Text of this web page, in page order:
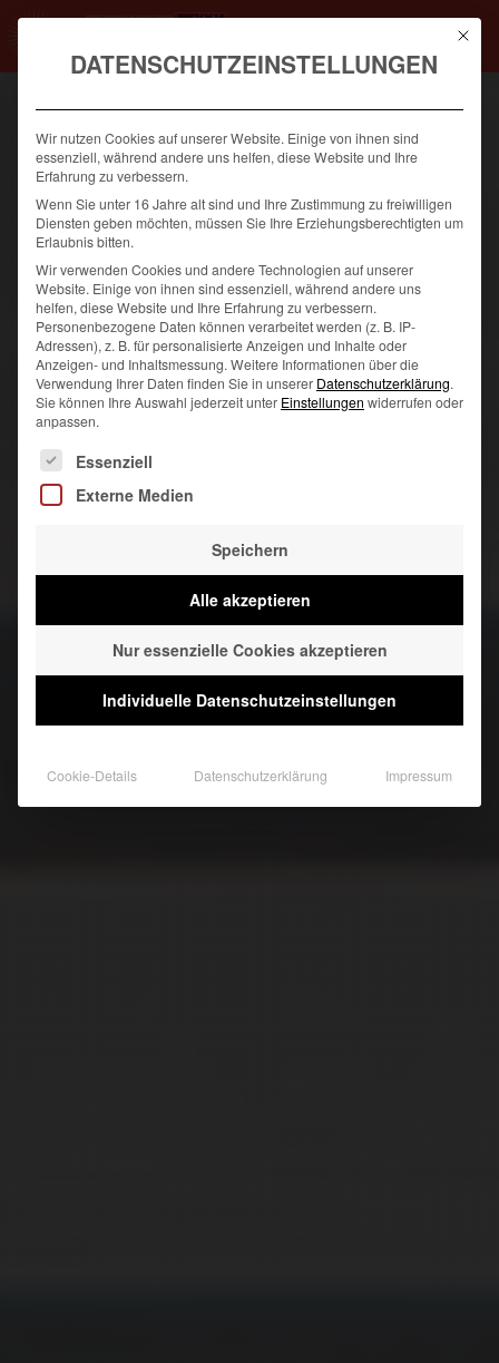
AKTUELLES
KURSPROGRAMM
MITGLIED
PROBETRAINING
SILVESTERLAUF 2025
Mit
DATENSCHUTZEINSTELLUNGEN
Wir nutzen Cookies auf unserer Website. Einige von ihnen sind
essenziell, während andere uns helfen, diese Website und Ihre
Erfahrung zu verbessern.
Wenn Sie unter 16 Jahre alt sind und Ihre Zustimmung zu freiwilligen
Diensten geben möchten, müssen Sie Ihre Erziehungsberechtigten um
Erlaubnis bitten.
Wir verwenden Cookies und andere Technologien auf unserer
Website. Einige von ihnen sind essenziell, während andere uns
helfen, diese Website und Ihre Erfahrung zu verbessern.
Personenbezogene Daten können verarbeitet werden (z. B. IP-
Adressen), z. B. für personalisierte Anzeigen und Inhalte oder
Anzeigen- und Inhaltsmessung. Weitere Informationen über die
Verwendung Ihrer Daten finden Sie in unserer Datenschutzerklärung.
Sie können Ihre Auswahl jederzeit unter Einstellungen widerrufen oder
anpassen.
Es folgt eine Liste der Service-Gruppen, für die eine
Essenziell
Externe Medien
Speichern
Alle akzeptieren
Nur essenzielle Cookies akzeptieren
Individuelle Datenschutzeinstellungen
Cookie-Details Datenschutzerklärung Impressum